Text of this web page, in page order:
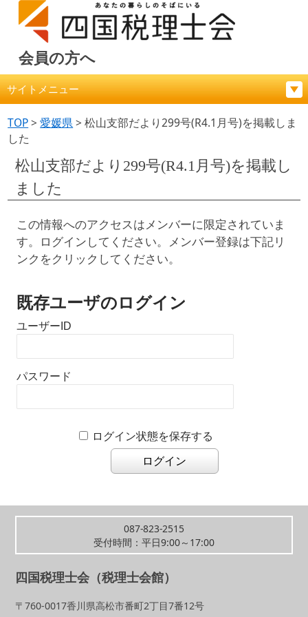
会員の方へ
サイトメニュー
TOP>愛媛県>松山支部だより299号(R4.1月号)を掲載しま
した
松山支部だより299号(R4.1月号)を掲載し
ました
この情報へのアクセスはメンバーに限定されていま
す。ログインしてください。メンバー登録は下記リ
ンクをクリックしてください。
既存ユーザのログイン
ユーザーID
パスワード
ログイン状態を保存する
087-823-2515
受付時間：平日9:00～17:00
四国税理士会（税理士会館）
〒760-0017香川県高松市番町2丁目7番12号